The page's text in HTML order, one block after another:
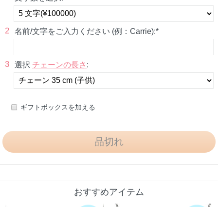
2 名前/文字をご入力ください (例：Carrie):*
3 選択 チェーンの長さ :
ギフトボックスを加える
おすすめアイテム